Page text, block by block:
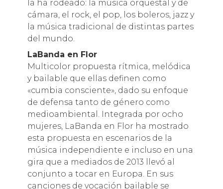
la ha rodeado: la música orquestal y de
cámara, el rock, el pop, los boleros, jazz y
la música tradicional de distintas partes
del mundo.
LaBanda en Flor
Multicolor propuesta rítmica, melódica
y bailable que ellas definen como
«cumbia consciente», dado su enfoque
de defensa tanto de género como
medioambiental. Integrada por ocho
mujeres, LaBanda en Flor ha mostrado
esta propuesta en escenarios de la
música independiente e incluso en una
gira que a mediados de 2013 llevó al
conjunto a tocar en Europa. En sus
canciones de vocación bailable se